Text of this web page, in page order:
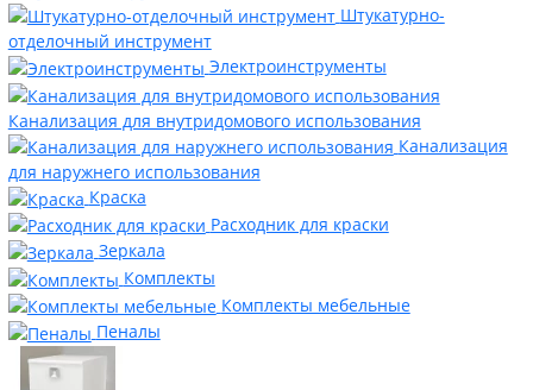
Штукатурно-
отделочный инструмент
Электроинструменты
Канализация для внутридомового использования
Канализация
для наружнего использования
Краска
Расходник для краски
Зеркала
Комплекты
Комплекты мебельные
Пеналы